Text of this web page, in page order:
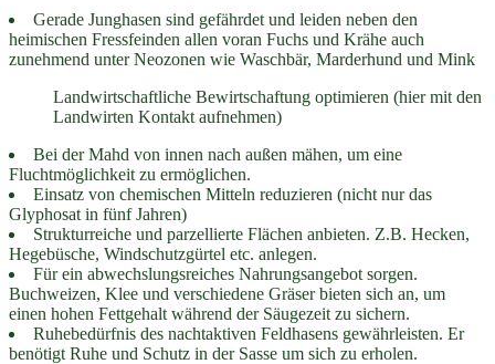
Gerade Junghasen sind gefährdet und leiden neben den
heimischen Fressfeinden allen voran Fuchs und Krähe auch
zunehmend unter Neozonen wie Waschbär, Marderhund und Mink
Landwirtschaftliche Bewirtschaftung optimieren (hier mit den
Landwirten Kontakt aufnehmen)
Bei der Mahd von innen nach außen mähen, um eine
Fluchtmöglichkeit zu ermöglichen.
Einsatz von chemischen Mitteln reduzieren (nicht nur das
Glyphosat in fünf Jahren)
Strukturreiche und parzellierte Flächen anbieten. Z.B. Hecken,
Hegebüsche, Windschutzgürtel etc. anlegen.
Für ein abwechslungsreiches Nahrungsangebot sorgen.
Buchweizen, Klee und verschiedene Gräser bieten sich an, um
einen hohen Fettgehalt während der Säugezeit zu sichern.
Ruhebedürfnis des nachtaktiven Feldhasens gewährleisten. Er
benötigt Ruhe und Schutz in der Sasse um sich zu erholen.